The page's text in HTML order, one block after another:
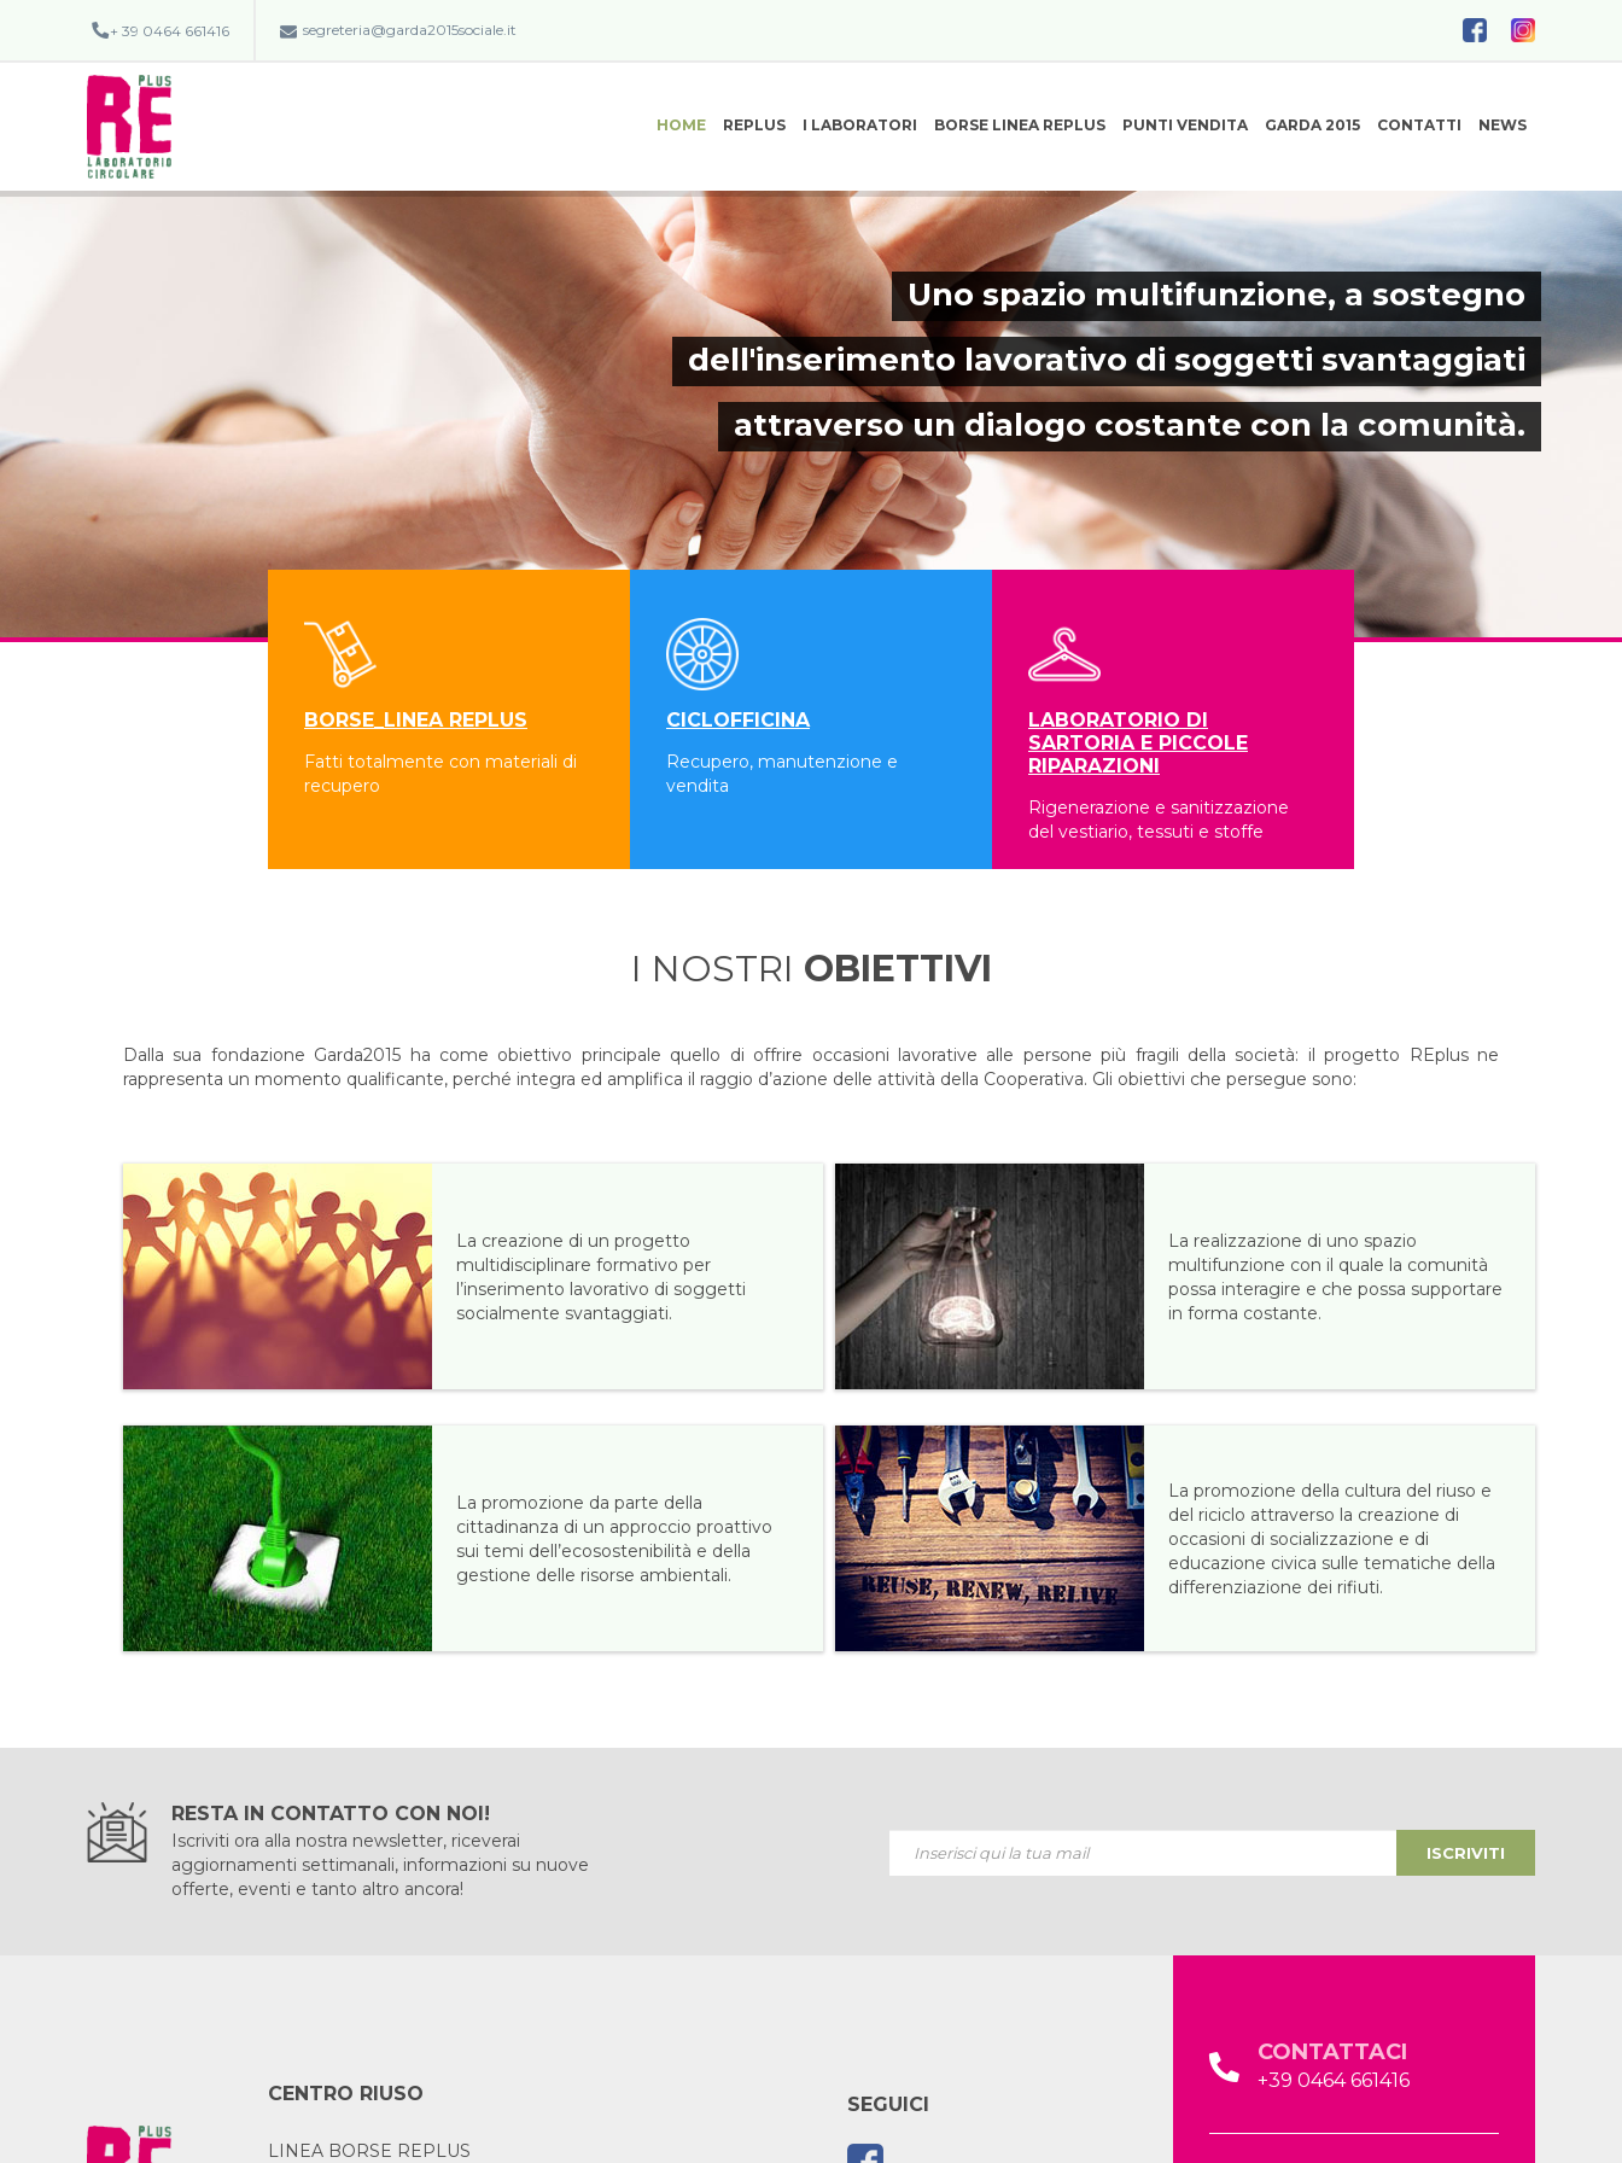
+ 39 0464 661416 segreteria@garda2015sociale.it
HOME REPLUS I LABORATORI BORSE LINEA REPLUS PUNTI VENDITA GARDA 2015 CONTATTI NEWS
Uno spazio multifunzione, a sostegno
dell'inserimento lavorativo di soggetti svantaggiati
attraverso un dialogo costante con la comunità.
BORSE_LINEA REPLUS
Fatti totalmente con materiali di
recupero
CICLOFFICINA
Recupero, manutenzione e
vendita
LABORATORIO DI
SARTORIA E PICCOLE
RIPARAZIONI
Rigenerazione e sanitizzazione
del vestiario, tessuti e stoffe
I NOSTRI OBIETTIVI
Dalla sua fondazione Garda2015 ha come obiettivo principale quello di offrire occasioni lavorative alle persone più fragili della società: il progetto REplus ne
rappresenta un momento qualificante, perché integra ed amplifica il raggio d’azione delle attività della Cooperativa. Gli obiettivi che persegue sono:
La creazione di un progetto
multidisciplinare formativo per
l’inserimento lavorativo di soggetti
socialmente svantaggiati.
La promozione da parte della
cittadinanza di un approccio proattivo
sui temi dell’ecosostenibilità e della
gestione delle risorse ambientali.
La realizzazione di uno spazio
multifunzione con il quale la comunità
possa interagire e che possa supportare
in forma costante.
La promozione della cultura del riuso e
del riciclo attraverso la creazione di
occasioni di socializzazione e di
educazione civica sulle tematiche della
differenziazione dei rifiuti.
RESTA IN CONTATTO CON NOI!
Iscriviti ora alla nostra newsletter, riceverai
aggiornamenti settimanali, informazioni su nuove
offerte, eventi e tanto altro ancora!
ISCRIVITI
CENTRO RIUSO
LINEA BORSE REPLUS
SEGUICI
CONTATTACI
+39 0464 661416